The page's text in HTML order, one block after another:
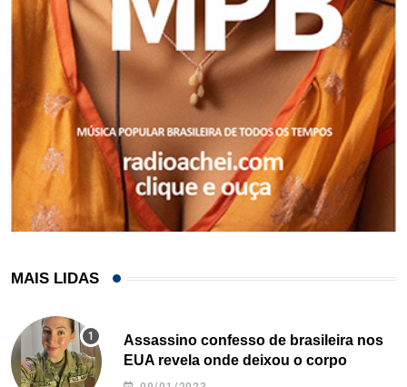
MAIS LIDAS
Assassino confesso de brasileira nos
EUA revela onde deixou o corpo